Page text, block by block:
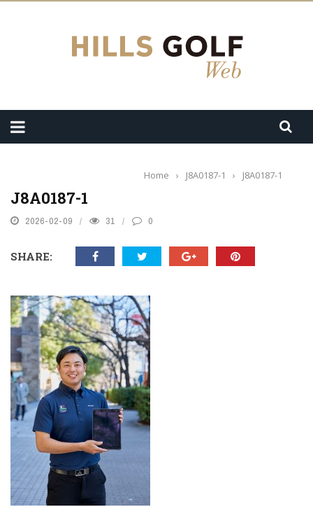
Home › J8A0187-1 › J8A0187-1
J8A0187-1
2026-02-09 31 0
SHARE: